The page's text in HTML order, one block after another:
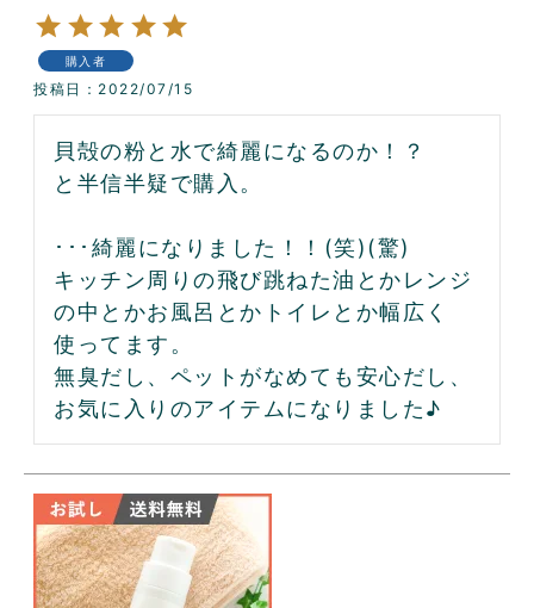
購入者
投稿日 2022/07/15
貝殻の粉と水で綺麗になるのか！？
と半信半疑で購入。
･･･綺麗になりました！！(笑)(驚)
キッチン周りの飛び跳ねた油とかレンジ
の中とかお風呂とかトイレとか幅広く
使ってます。
無臭だし、ペットがなめても安心だし、
お気に入りのアイテムになりました♪